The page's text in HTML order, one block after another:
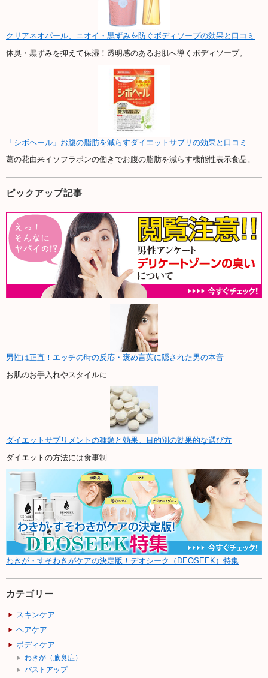
クリアネオパール、ニオイ・黒ずみを防ぐボディソープの効果と口コミ
体臭・黒ずみを抑えて保湿！透明感のあるお肌へ導くボディソープ。
「シボヘール」お腹の脂肪を減らすダイエットサプリの効果と口コミ
葛の花由来イソフラボンの働きでお腹の脂肪を減らす機能性表示食品。
ピックアップ記事
男性は正直！エッチの時の反応・褒め言葉に隠された男の本音
お肌のお手入れやスタイルに...
ダイエットサプリメントの種類と効果。目的別の効果的な選び方
ダイエットの方法には食事制...
わきが・すそわきがケアの決定版！デオシーク（DEOSEEK）特集
カテゴリー
スキンケア
ヘアケア
ボディケア
わきが（腋臭症）
バストアップ